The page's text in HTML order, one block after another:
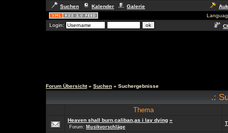
Suchen Kalender Galerie
Login:
Forum Übersicht» Suchen » Suchergebnisse
.:
Thema
Heaven shall burn,caliban,as i lay dying »
Forum: Musikvorschläge